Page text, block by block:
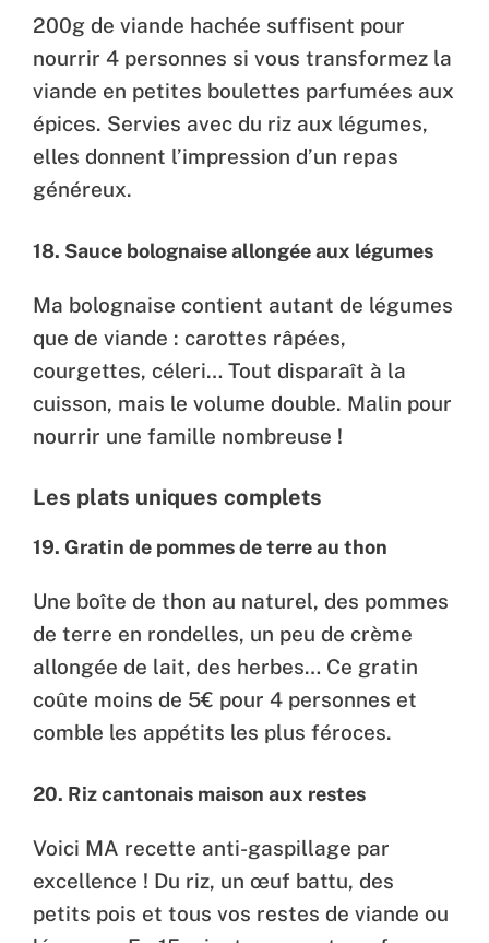
200g de viande hachée suffisent pour
nourrir 4 personnes si vous transformez la
viande en petites boulettes parfumées aux
épices. Servies avec du riz aux légumes,
elles donnent l’impression d’un repas
généreux.
18. Sauce bolognaise allongée aux légumes
Ma bolognaise contient autant de légumes
que de viande : carottes râpées,
courgettes, céleri… Tout disparaît à la
cuisson, mais le volume double. Malin pour
nourrir une famille nombreuse !
Les plats uniques complets
19. Gratin de pommes de terre au thon
Une boîte de thon au naturel, des pommes
de terre en rondelles, un peu de crème
allongée de lait, des herbes… Ce gratin
coûte moins de 5€ pour 4 personnes et
comble les appétits les plus féroces.
20. Riz cantonais maison aux restes
Voici MA recette anti-gaspillage par
excellence ! Du riz, un œuf battu, des
petits pois et tous vos restes de viande ou